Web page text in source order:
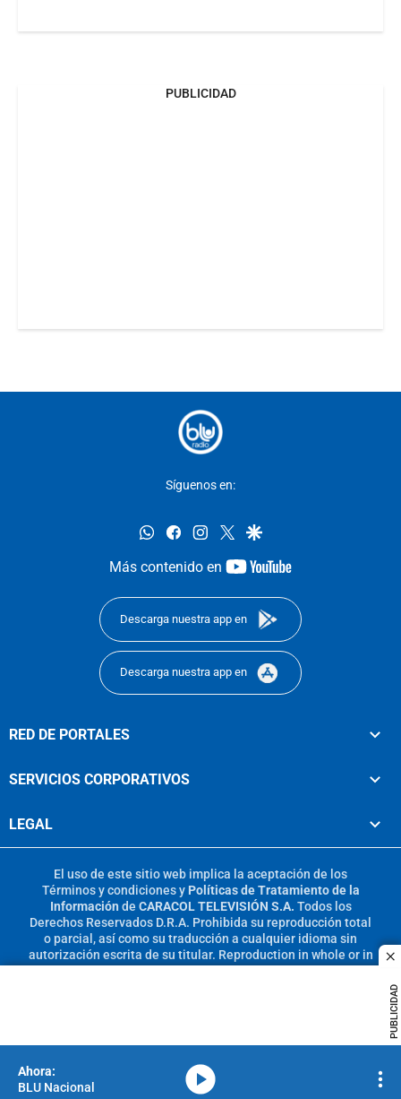
PUBLICIDAD
PUBLICIDAD
Síguenos en:
whatsappfacebookinstagram
twittergoogle
Más contenido en
youtube-
Descarga nuestra app en
Descarga nuestra app en
RED DE PORTALES
SERVICIOS CORPORATIVOS
LEGAL
El uso de este sitio web implica la aceptación de los
Términos y condicionesy Políticas de Tratamiento de la
Información de CARACOL TELEVISIÓN S.A. Todos los
Derechos Reservados D.R.A. Prohibida su reproducción total
o parcial, así como su traducción a cualquier idioma sin
autorización escrita de su titular. Reproduction in whole or in
BLU Nacional